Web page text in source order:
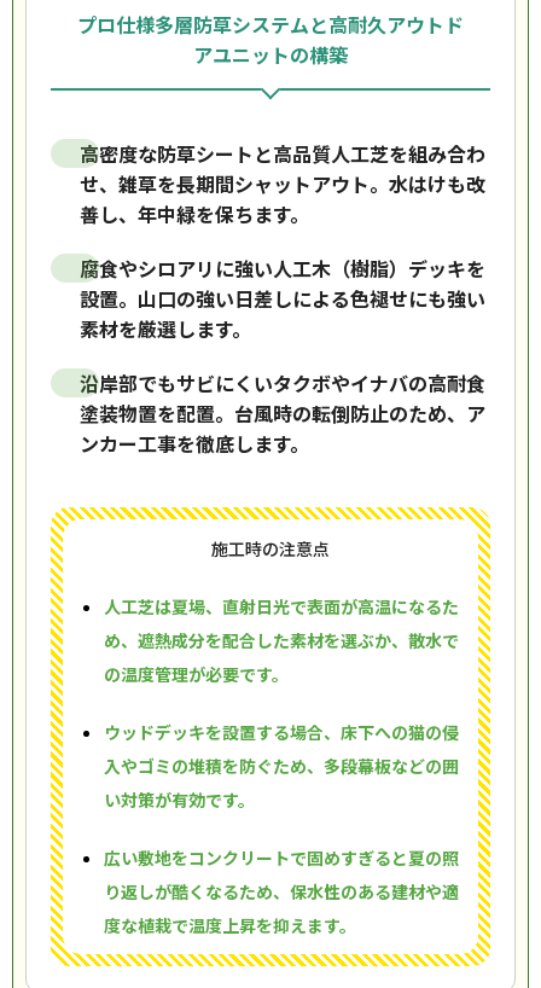
プロ仕様多層防草システムと高耐久アウトド
アユニットの構築
高密度な防草シートと高品質人工芝を組み合わ
せ、雑草を長期間シャットアウト。水はけも改
善し、年中緑を保ちます。
腐食やシロアリに強い人工木（樹脂）デッキを
設置。山口の強い日差しによる色褪せにも強い
素材を厳選します。
沿岸部でもサビにくいタクボやイナバの高耐食
塗装物置を配置。台風時の転倒防止のため、ア
ンカー工事を徹底します。
施工時の注意点
人工芝は夏場、直射日光で表面が高温になるた
め、遮熱成分を配合した素材を選ぶか、散水で
の温度管理が必要です。
ウッドデッキを設置する場合、床下への猫の侵
入やゴミの堆積を防ぐため、多段幕板などの囲
い対策が有効です。
広い敷地をコンクリートで固めすぎると夏の照
り返しが酷くなるため、保水性のある建材や適
度な植栽で温度上昇を抑えます。